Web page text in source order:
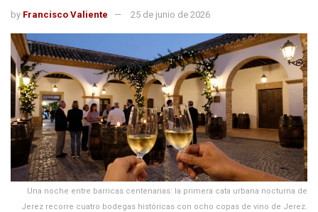
by Francisco Valiente 25 de junio de 2026
Una noche entre barricas centenarias: la primera cata urbana nocturna de
Jerez recorre cuatro bodegas históricas con ocho copas de vino de Jerez.